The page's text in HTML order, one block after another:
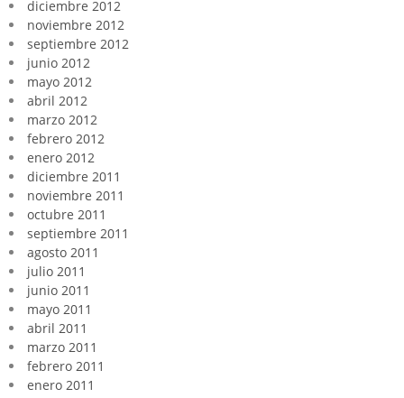
diciembre 2012
noviembre 2012
septiembre 2012
junio 2012
mayo 2012
abril 2012
marzo 2012
febrero 2012
enero 2012
diciembre 2011
noviembre 2011
octubre 2011
septiembre 2011
agosto 2011
julio 2011
junio 2011
mayo 2011
abril 2011
marzo 2011
febrero 2011
enero 2011